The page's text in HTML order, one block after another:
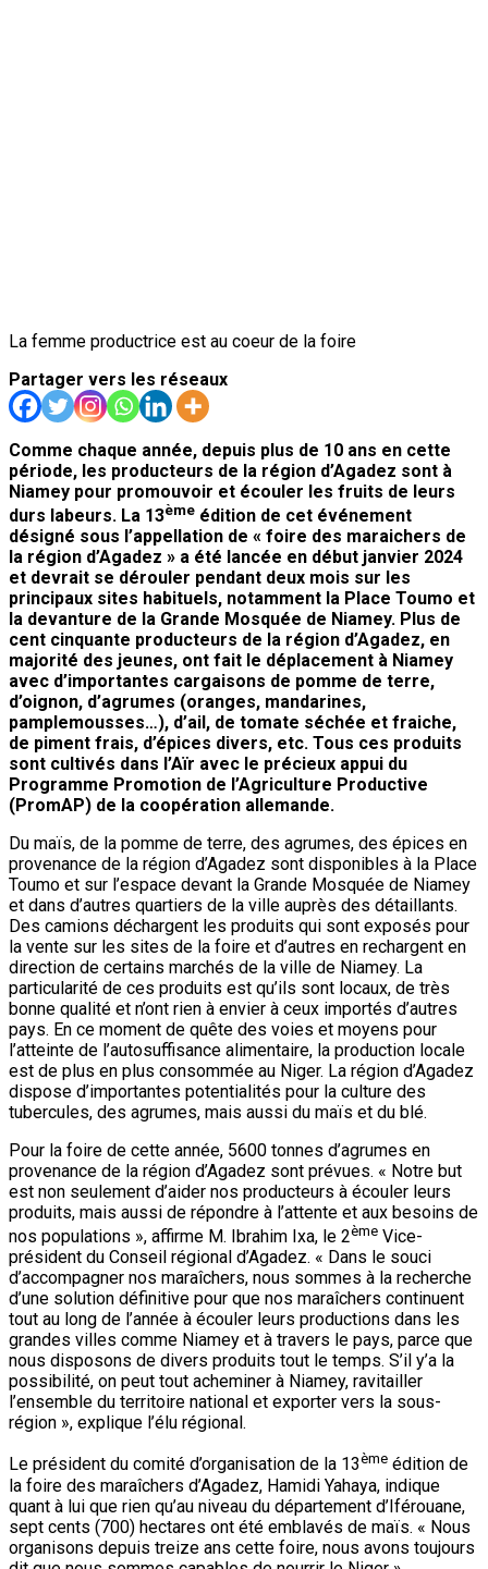
La femme productrice est au coeur de la foire
Partager vers les réseaux
Comme chaque année, depuis plus de 10 ans en cette
période, les producteurs de la région d’Agadez sont à
Niamey pour promouvoir et écouler les fruits de leurs
durs labeurs. La 13ème édition de cet événement
désigné sous l’appellation de « foire des maraichers de
la région d’Agadez » a été lancée en début janvier 2024
et devrait se dérouler pendant deux mois sur les
principaux sites habituels, notamment la Place Toumo et
la devanture de la Grande Mosquée de Niamey. Plus de
cent cinquante producteurs de la région d’Agadez, en
majorité des jeunes, ont fait le déplacement à Niamey
avec d’importantes cargaisons de pomme de terre,
d’oignon, d’agrumes (oranges, mandarines,
pamplemousses…), d’ail, de tomate séchée et fraiche,
de piment frais, d’épices divers, etc. Tous ces produits
sont cultivés dans l’Aïr avec le précieux appui du
Programme Promotion de l’Agriculture Productive
(PromAP) de la coopération allemande.
Du maïs, de la pomme de terre, des agrumes, des épices en
provenance de la région d’Agadez sont disponibles à la Place
Toumo et sur l’espace devant la Grande Mosquée de Niamey
et dans d’autres quartiers de la ville auprès des détaillants.
Des camions déchargent les produits qui sont exposés pour
la vente sur les sites de la foire et d’autres en rechargent en
direction de certains marchés de la ville de Niamey. La
particularité de ces produits est qu’ils sont locaux, de très
bonne qualité et n’ont rien à envier à ceux importés d’autres
pays. En ce moment de quête des voies et moyens pour
l’atteinte de l’autosuffisance alimentaire, la production locale
est de plus en plus consommée au Niger. La région d’Agadez
dispose d’importantes potentialités pour la culture des
tubercules, des agrumes, mais aussi du maïs et du blé.
Pour la foire de cette année, 5600 tonnes d’agrumes en
provenance de la région d’Agadez sont prévues. « Notre but
est non seulement d’aider nos producteurs à écouler leurs
produits, mais aussi de répondre à l’attente et aux besoins de
nos populations », affirme M. Ibrahim Ixa, le 2ème Vice-
président du Conseil régional d’Agadez. « Dans le souci
d’accompagner nos maraîchers, nous sommes à la recherche
d’une solution définitive pour que nos maraîchers continuent
tout au long de l’année à écouler leurs productions dans les
grandes villes comme Niamey et à travers le pays, parce que
nous disposons de divers produits tout le temps. S’il y’a la
possibilité, on peut tout acheminer à Niamey, ravitailler
l’ensemble du territoire national et exporter vers la sous-
région », explique l’élu régional.
Le président du comité d’organisation de la 13ème édition de
la foire des maraîchers d’Agadez, Hamidi Yahaya, indique
quant à lui que rien qu’au niveau du département d’Iférouane,
sept cents (700) hectares ont été emblavés de maïs. « Nous
organisons depuis treize ans cette foire, nous avons toujours